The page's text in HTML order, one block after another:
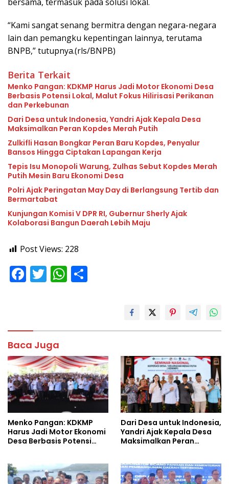
bersama, termasuk pada solusi lokal.
“Kami sangat senang bermitra dengan negara-negara
lain dan pemangku kepentingan lainnya, terutama
BNPB,” tutupnya.(rls/BNPB)
Berita Terkait
Menko Pangan: KDKMP Harus Jadi Motor Ekonomi Desa
Berbasis Potensi Lokal, Malut Fokus Hilirisasi Perikanan
dan Perkebunan
Dari Desa untuk Indonesia, Yandri Ajak Kepala Desa
Maksimalkan Peran Kopdes Merah Putih
Zulkifli Hasan Bongkar Peran Baru Kopdes, Penyalur
Bansos Hingga Ciptakan Lapangan Kerja
Tepis Isu Monopoli Warung, Zulhas Sebut Kopdes Merah
Putih Mesin Baru Ekonomi Desa
Polri Ajak Peringatan May Day di Berlangsung Tertib dan
Bermartabat
Kunjungan Komisi V DPR RI, Gubernur Sherly Ajak
Kolaborasi Bangun Daerah Lebih Maju
Post Views: 228
F
o
o
k
T W
p
p
Baca Juga
Menko Pangan: KDKMP
Harus Jadi Motor Ekonomi
Desa Berbasis Potensi
Perkebunan
Dari Desa untuk Indonesia,
Yandri Ajak Kepala Desa
Maksimalkan Peran